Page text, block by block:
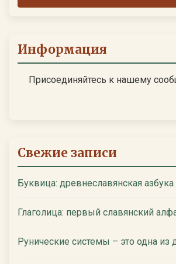
Информация
Присоединяйтесь к нашему
Свежие записи
Буквица: древнеславянская
Глаголица: первый славянский
Рунические системы – это одна